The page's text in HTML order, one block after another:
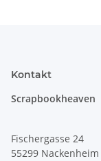
Kontakt
Scrapbookheaven
Fischergasse 24
55299 Nackenheim